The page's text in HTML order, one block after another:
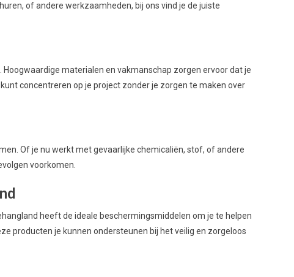
of andere werkzaamheden, bij ons vind je de juiste
materialen en vakmanschap zorgen ervoor dat je
concentreren op je project zonder je zorgen te maken over
Of je nu werkt met gevaarlijke chemicaliën, stof, of andere
voorkomen.
heeft de ideale beschermingsmiddelen om je te helpen
producten je kunnen ondersteunen bij het veilig en zorgeloos